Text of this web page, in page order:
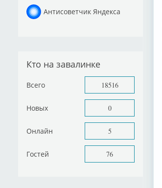
Антисоветчик Яндекса
Кто на завалинке
Всего 18516
Новых 0
Онлайн 5
Гостей 76